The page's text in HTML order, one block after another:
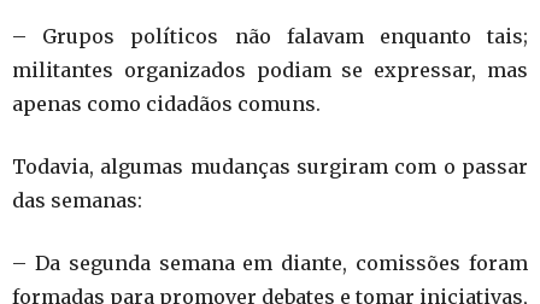
– Grupos políticos não falavam enquanto tais;
militantes organizados podiam se expressar, mas
apenas como cidadãos comuns.
Todavia, algumas mudanças surgiram com o passar
das semanas:
– Da segunda semana em diante, comissões foram
formadas para promover debates e tomar iniciativas,